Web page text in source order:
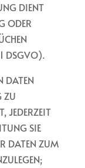
DIENT
ODER
DSGVO).
DATEN
ZU
JEDERZEIT
SIE
DATEN ZUM